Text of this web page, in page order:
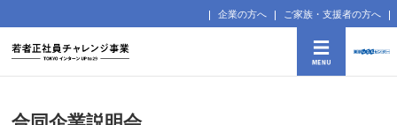
企業の方へ ご家族・支援者の方へ